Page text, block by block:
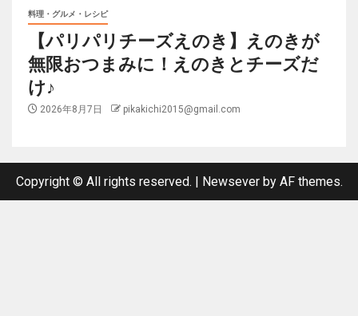
料理・グルメ・レシピ
【パリパリチーズえのき】えのきが
無限おつまみに！えのきとチーズだ
け♪
2026年8月7日 pikakichi2015@gmail.com
Copyright © All rights reserved. Newseverby AF themes.